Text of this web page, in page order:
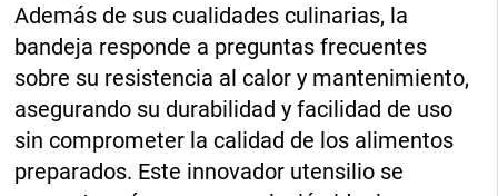
Además de sus cualidades culinarias, la
bandeja responde a preguntas frecuentes
sobre su resistencia al calor y mantenimiento,
asegurando su durabilidad y facilidad de uso
sin comprometer la calidad de los alimentos
preparados. Este innovador utensilio se